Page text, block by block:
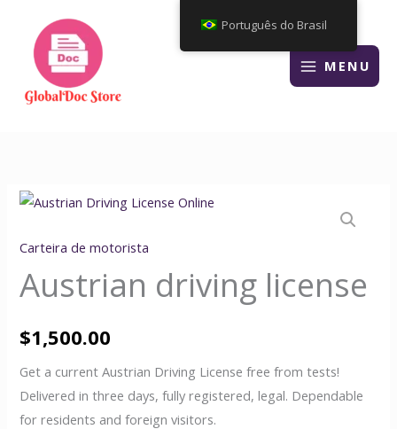
conteúdo
MENU
Carteira de motorista
Austrian driving license
$1,500.00
Get a current Austrian Driving License free from tests!
Delivered in three days, fully registered, legal. Dependable
for residents and foreign visitors.
Português do Brasil